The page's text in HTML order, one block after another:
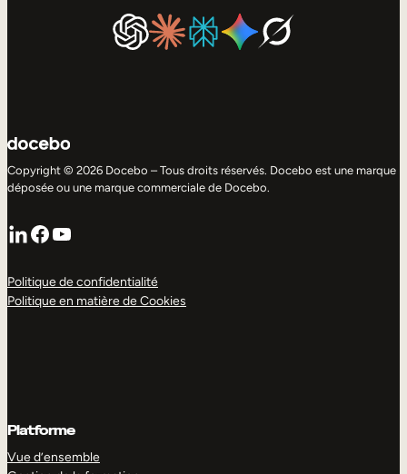
Copyright © 2026 Docebo – Tous droits réservés. Docebo est une marque
déposée ou une marque commerciale de Docebo.
LinkedIn
Facebook
YouTube
Politique de confidentialité
Politique en matière de Cookies
Platforme
Vue d’ensemble